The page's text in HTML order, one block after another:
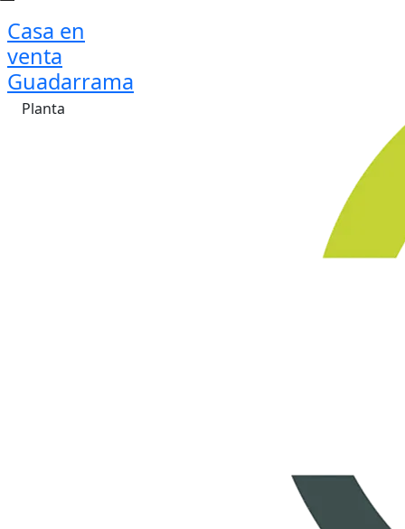
Casa en
venta
Guadarrama
Planta